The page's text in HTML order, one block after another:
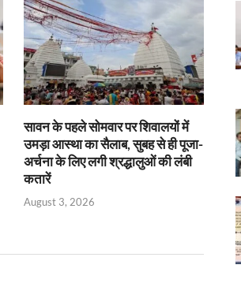
सावन के पहले सोमवार पर शिवालयों में
उमड़ा आस्था का सैलाब, सुबह से ही पूजा-
अर्चना के लिए लगी श्रद्धालुओं की लंबी
कतारें
August 3, 2026